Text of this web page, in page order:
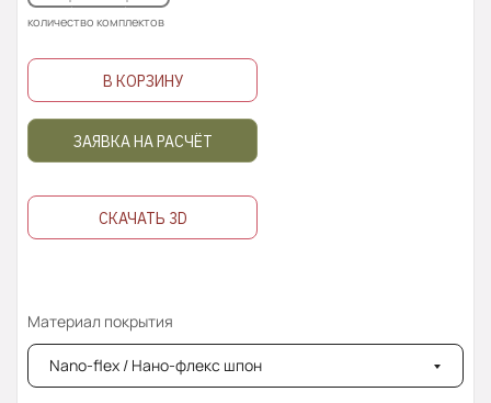
количество комплектов
В КОРЗИНУ
ЗАЯВКА НА РАСЧЁТ
СКАЧАТЬ 3D
Материал покрытия
Nano-flex / Нано-флекс шпон